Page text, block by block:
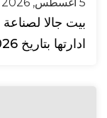
ادارتها بتاريخ 02/08/2026.